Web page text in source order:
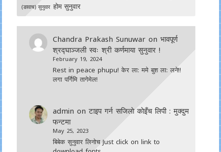
(ङावाच) सुनुवार होम सुनुवार
Chandra Prakash Sunuwar onभावपूर्ण
श्रद्घाञ्जली स्वः श्री कर्णमाया सुनुवार !
February 19, 2024
Rest in peace phupu! केर ला: ममे बुश ला: लने!!
लगा पर्गिमि तागेमेल!
admin onटाइप गर्न सजिलाे काेइँच लिपी : मुक्दुम
फन्टमा
May 25, 2023
बिबेक सुनुवार लिनोच Just click on link to